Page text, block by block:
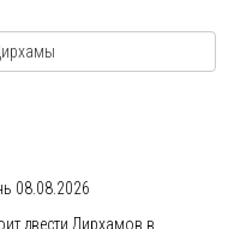
08.08.2026
двести Дирхамов в